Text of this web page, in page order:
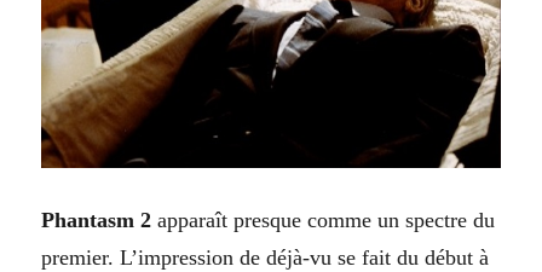
Phantasm 2 apparaît presque comme un spectre du
premier. L’impression de déjà-vu se fait du début à